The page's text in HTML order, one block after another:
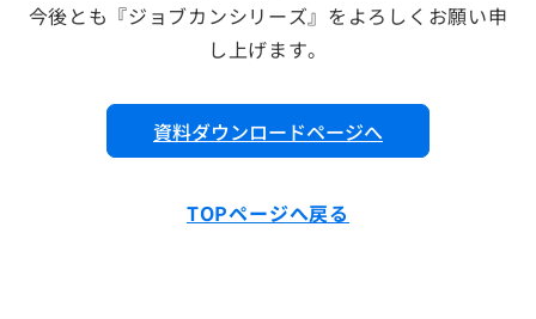
今後とも『ジョブカンシリーズ』をよろしくお願い申
し上げます。
資料ダウンロードページへ
TOPページへ戻る